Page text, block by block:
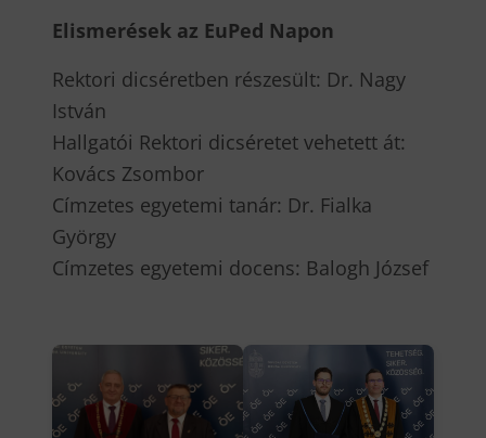
Elismerések az EuPed Napon
Rektori dicséretben részesült: Dr. Nagy
István
Hallgatói Rektori dicséretet vehetett át:
Kovács Zsombor
Címzetes egyetemi tanár: Dr. Fialka
György
Címzetes egyetemi docens: Balogh József